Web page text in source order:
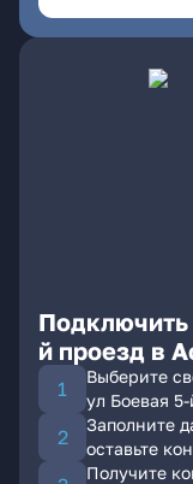
Подключить
й проезд в
Выберите
ул Боевая
Заполните
оставьте
Получите